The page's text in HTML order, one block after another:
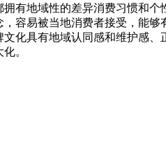
地域性的差异消费习惯和个
容易被当地消费者接受，能
化具有地域认同感和维护感
。